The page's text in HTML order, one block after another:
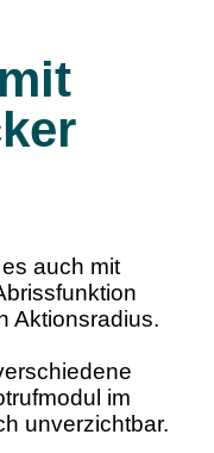
auch mit
Aktionsradius.
im
unverzichtbar.